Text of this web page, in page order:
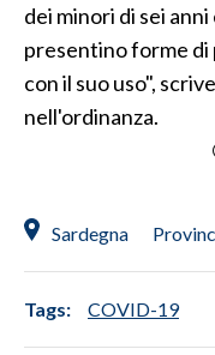
ABBONATI
ANNUNCI
NECROLOGI
STORE
dei minori di sei
presentino forme
con il suo uso",
nell'ordinanza.
Sardegna
Tags: COVID-19